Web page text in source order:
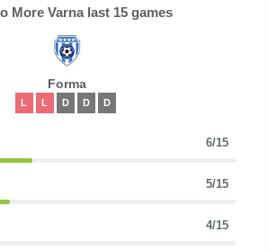
More Varna last 15 games
Forma
L L D D D
6/15
5/15
4/15